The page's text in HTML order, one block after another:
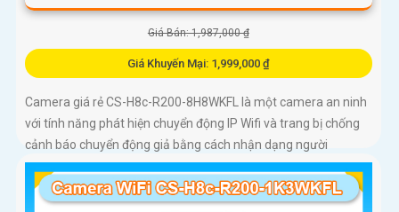
Giá Bán: 1,987,000 ₫
Giá Khuyến Mại: 1,999,000 ₫
Camera giá rẻ CS-H8c-R200-8H8WKFL là một camera an ninh
với tính năng phát hiện chuyển động IP Wifi và trang bị chống
cảnh báo chuyển động giả bằng cách nhận dạng người
camera còn được trang bị chống ngược sáng DWDR công
nghệ giám sát ban đêm Full Color 20m camera có thiết kế nhỏ
gọn xoay 360 độ và có khe cắm thẻ nhớ Micro SD 512GB với